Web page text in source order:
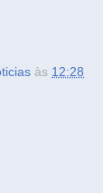
às 12:28